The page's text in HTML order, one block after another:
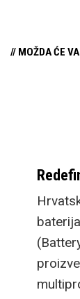
// MOŽDA ĆE